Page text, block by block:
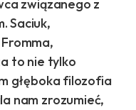
związanego z
Saciuk,
to nie tylko
głęboka filozofia
nam zrozumieć,